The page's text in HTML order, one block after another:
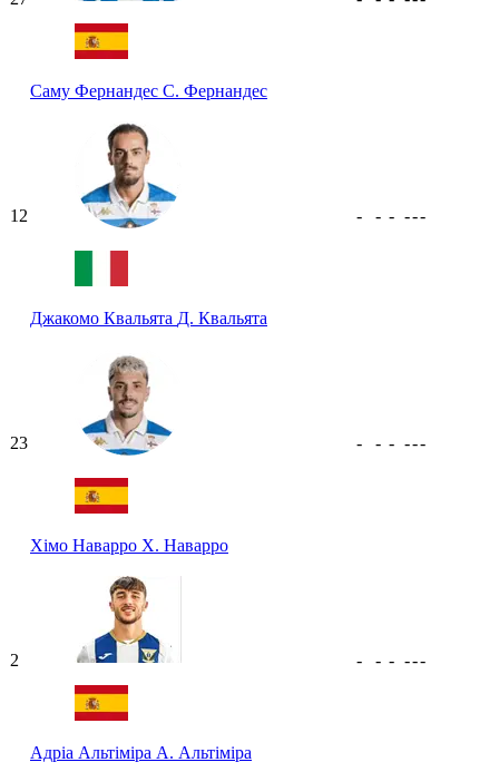
Саму Фернандес С. Фернандес
12
Джакомо Квальята Д. Квальята
- - - ---
23
Хімо Наварро Х. Наварро
- - - ---
2
Адріа Альтіміра А. Альтіміра
- - - ---